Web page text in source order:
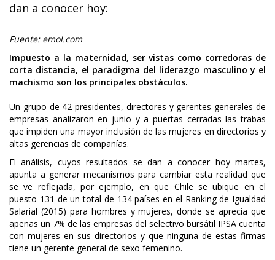
dan a conocer hoy:
Fuente: emol.com
Impuesto a la maternidad, ser vistas como corredoras de
corta distancia, el paradigma del liderazgo masculino y el
machismo son los principales obstáculos.
Un grupo de 42 presidentes, directores y gerentes generales de
empresas analizaron en junio y a puertas cerradas las trabas
que impiden una mayor inclusión de las mujeres en directorios y
altas gerencias de compañías.
El análisis, cuyos resultados se dan a conocer hoy martes,
apunta a generar mecanismos para cambiar esta realidad que
se ve reflejada, por ejemplo, en que Chile se ubique en el
puesto 131 de un total de 134 países en el Ranking de Igualdad
Salarial (2015) para hombres y mujeres, donde se aprecia que
apenas un 7% de las empresas del selectivo bursátil IPSA cuenta
con mujeres en sus directorios y que ninguna de estas firmas
tiene un gerente general de sexo femenino.